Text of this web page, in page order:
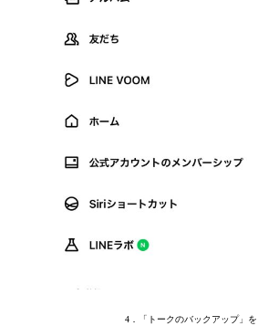
4．「トークのバックアップ」